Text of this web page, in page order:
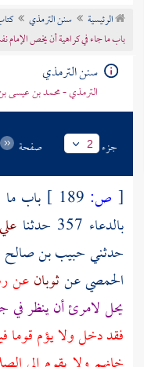
تراجم الأعلام
الرئيسية سنن الترمذي
باب ما جاء في كراهية أن يخص الإمام
سنن الترمذي
الترمذي - محمد بن عيسى
جزء 2 صفحة
[ ص:
باب
بالدعاء 357 حدثنا
حدثنيحبيب بن صالح
الحمصيعنثوبانعن
يحل لامرئ أن ينظر
فقد دخل ولا يؤم قوما